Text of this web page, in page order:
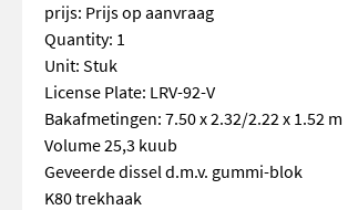
prijs: Prijs op aanvraag
Quantity: 1
Unit: Stuk
License Plate: LRV-92-V
Bakafmetingen: 7.50 x 2.32/2.22 x 1.52 m
Volume 25,3 kuub
Geveerde dissel d.m.v. gummi-blok
K80 trekhaak